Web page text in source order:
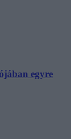
egyre